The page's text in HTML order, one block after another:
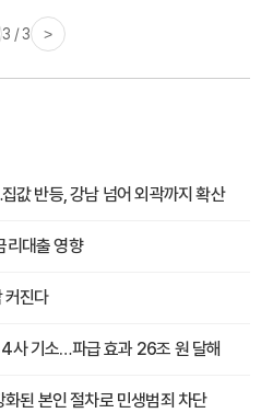
3 / 3 >
값 반등, 강남 넘어 외곽까지 확산
리대출 영향
커진다
사 기소…파급 효과 26조 원 달해
된 본인 절차로 민생범죄 차단